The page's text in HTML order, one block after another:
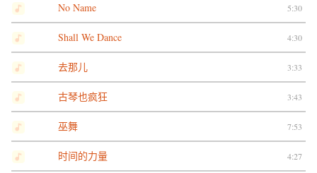
No Name 5:30
Shall We Dance 4:30
去那儿 3:33
古琴也疯狂 3:43
巫舞 7:53
时间的力量 4:27